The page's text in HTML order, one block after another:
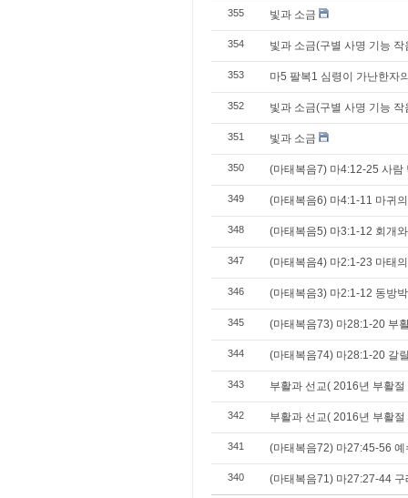
355 빛과 소금
354 빛과 소금(구별 사명 기능 작
353 마5 팔복1 심령이 가난한자
352 빛과 소금(구별 사명 기능 작
351 빛과 소금
350 (마태복음7) 마4:12-25 사람
349 (마태복음6) 마4:1-11 마귀
348 (마태복음5) 마3:1-12 회개
347 (마태복음4) 마2:1-23 마태
346 (마태복음3) 마2:1-12 동방
345 (마태복음73) 마28:1-20 부
344 (마태복음74) 마28:1-20 갈
343 부활과 선교( 2016년 부활
342 부활과 선교( 2016년 부활
341 (마태복음72) 마27:45-56
340 (마태복음71) 마27:27-44